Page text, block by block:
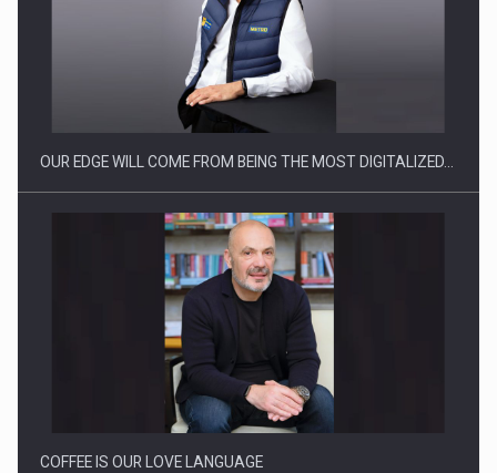
CEO Conference - Shaping The Future - Technology and…
Webinar - Business Evolution-RETHINK STRATEGY-Finantare
Investitii Digitalizare
OUR EDGE WILL COME FROM BEING THE MOST DIGITALIZED…
COFFEE IS OUR LOVE LANGUAGE